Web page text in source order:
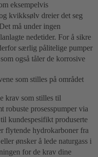
eksempelvis
kvikksølv dreier det seg
må under ingen
nedetider. For å sikre
særlig pålitelige pumper
også tåler de korrosive
som stilles på området
krav som stilles til
robuste prosesspumper via
kundespesifikt produserte
flytende hydrokarboner fra
ønsker å lede naturgass i
for de krav dine